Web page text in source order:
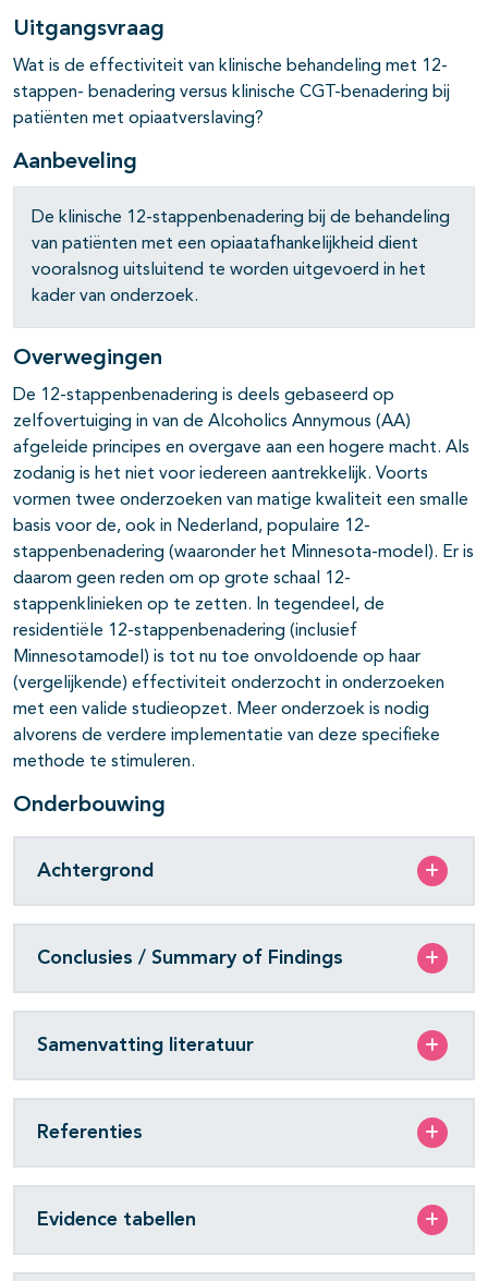
open- en dichtklappen
open- en dichtklappen
open- en dichtklappen
Uitgangsvraag
Wat is de effectiviteit van klinische behandeling met 12-
stappen- benadering versus klinische CGT-benadering bij
patiënten met opiaatverslaving?
Aanbeveling
De klinische 12-stappenbenadering bij de behandeling
van patiënten met een opiaatafhankelijkheid dient
vooralsnog uitsluitend te worden uitgevoerd in het
kader van onderzoek.
Overwegingen
De 12-stappenbenadering is deels gebaseerd op
zelfovertuiging in van de Alcoholics Annymous (AA)
afgeleide principes en overgave aan een hogere macht. Als
zodanig is het niet voor iedereen aantrekkelijk. Voorts
vormen twee onderzoeken van matige kwaliteit een smalle
basis voor de, ook in Nederland, populaire 12-
stappenbenadering (waaronder het Minnesota-model). Er is
daarom geen reden om op grote schaal 12-
stappenklinieken op te zetten. In tegendeel, de
residentiële 12-stappenbenadering (inclu­sief
Minnesotamodel) is tot nu toe onvoldoende op haar
(vergelijkende) effectiviteit onderzocht in onderzoeken
met een valide studieopzet. Meer onderzoek is nodig
alvorens de verdere implementatie van deze specifieke
methode te stimuleren.
Onderbouwing
Achtergrond
Conclusies / Summary of Findings
Samenvatting literatuur
Referenties
Evidence tabellen